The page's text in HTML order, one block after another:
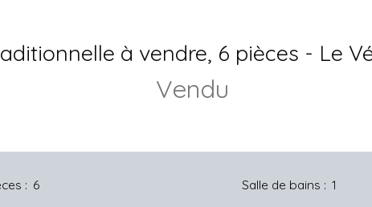
à vendre, 6 pièces - Le
Vendu
: 6 Salle de bains : 1